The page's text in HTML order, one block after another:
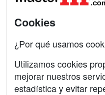
Contactar
Copyleft
Cookies
¿Por qué usamos
Utilizamos cookies
mejorar nuestros
estadística y evitar